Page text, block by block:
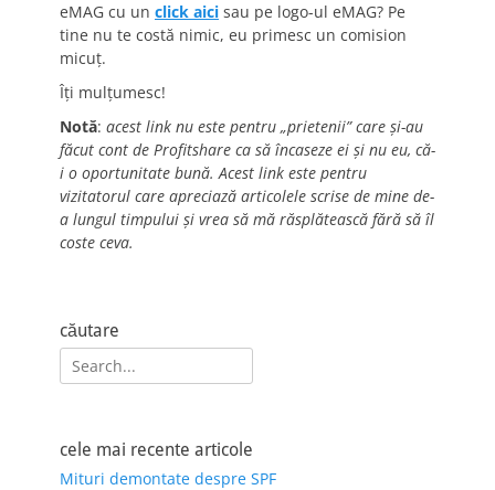
eMAG cu un click aici sau pe logo-ul eMAG? Pe
tine nu te costă nimic, eu primesc un comision
micuț.
Îți mulțumesc!
Notă: acest link nu este pentru „prietenii” care și-au
făcut cont de Profitshare ca să încaseze ei și nu eu, că-
i o oportunitate bună. Acest link este pentru
vizitatorul care apreciază articolele scrise de mine de-
a lungul timpului și vrea să mă răsplătească fără să îl
coste ceva.
căutare
Search
for:
cele mai recente articole
Mituri demontate despre SPF